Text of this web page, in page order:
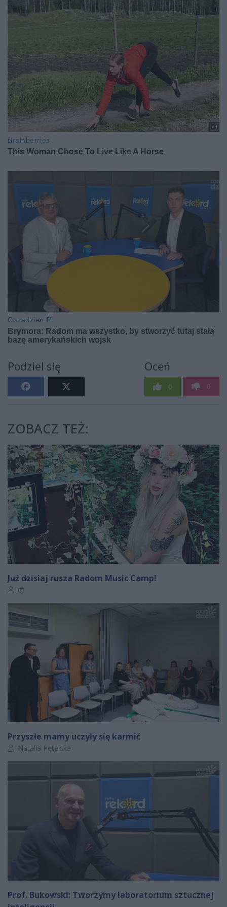
Podziel się Oceń
0 0
ZOBACZ TEŻ:
Już dzisiaj rusza Radom Music Camp!
Autor artykułu:
ct
Przyszłe mamy uczyły się karmić
Autor artykułu:
Natalia Pętelska
Prof. Bukowski: Tworzymy laboratorium sztucznej